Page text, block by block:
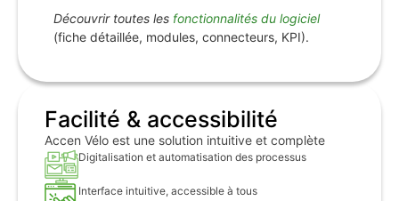
Découvrir toutes les fonctionnalités du logiciel
(fiche détaillée, modules, connecteurs, KPI).
Facilité & accessibilité
Accen Vélo est une solution intuitive et complète
Digitalisation et automatisation des processus
Interface intuitive, accessible à tous